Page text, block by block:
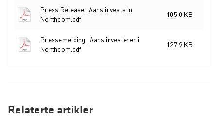
Press Release_Aars invests in
Northcom.pdf
105,0 KB
Pressemelding_Aars investerer i
Northcom.pdf
127,9 KB
Relaterte artikler